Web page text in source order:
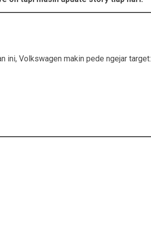
ini, Volkswagen makin pede ngejar target: